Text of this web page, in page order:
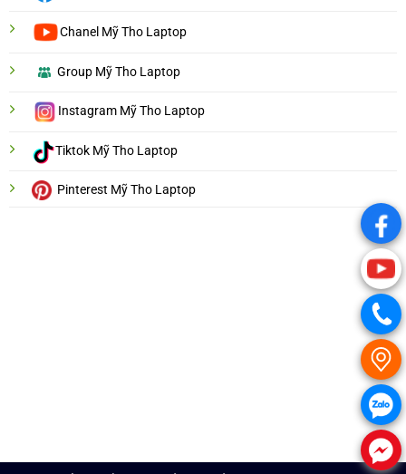
Chanel Mỹ Tho Laptop
Group Mỹ Tho Laptop
Instagram Mỹ Tho Laptop
Tiktok Mỹ Tho Laptop
Pinterest Mỹ Tho Laptop
.
.
.
.
.
.